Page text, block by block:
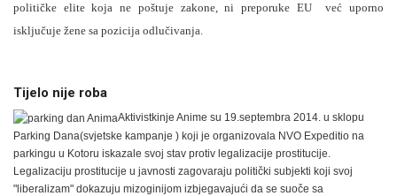
političke elite koja ne poštuje zakone, ni preporuke EU već uporno
isključuje žene sa pozicija odlučivanja.
Tijelo nije roba
Aktivistkinje Anime su 19.septembra 2014. u sklopu
Parking Dana(svjetske kampanje ) koji je organizovala NVO Expeditio na
parkingu u Kotoru iskazale svoj stav protiv legalizacije prostitucije.
Legalizaciju prostitucije u javnosti zagovaraju politički subjekti koji svoj
"liberalizam" dokazuju mizoginijom izbjegavajući da se suoče sa